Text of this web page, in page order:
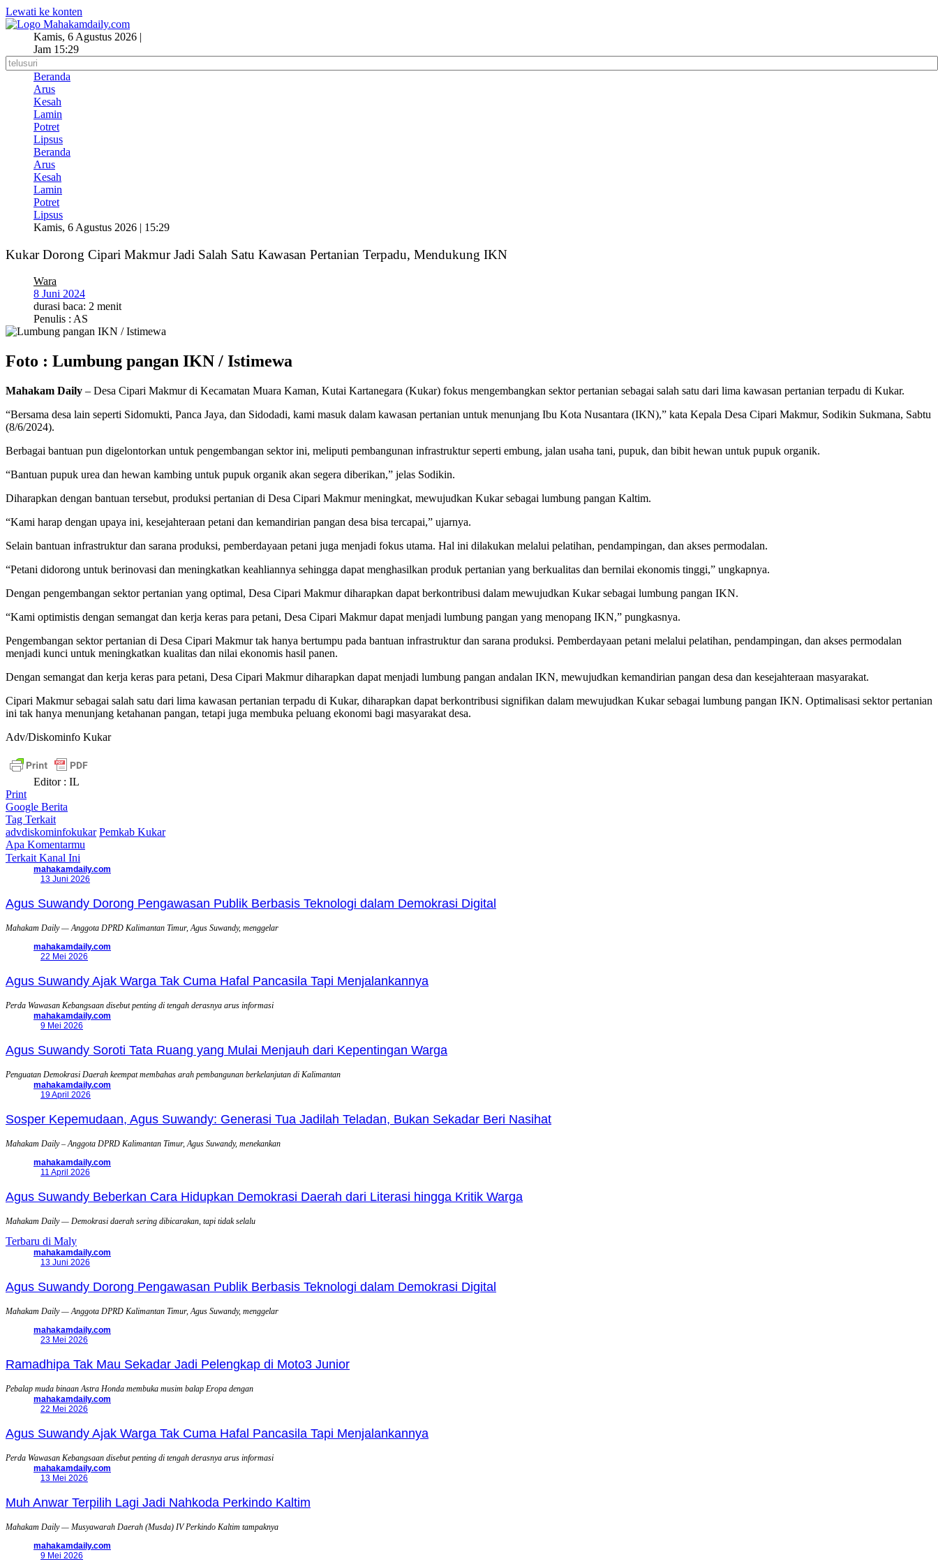
Lewati ke konten
Kamis, 6 Agustus 2026 |
Jam 15:29
Beranda
Arus
Kesah
Lamin
Potret
Lipsus
Beranda
Arus
Kesah
Lamin
Potret
Lipsus
Kamis, 6 Agustus 2026 | 15:29
Kukar Dorong Cipari Makmur Jadi Salah Satu Kawasan Pertanian Terpadu, Mendukung IKN
Wara
8 Juni 2024
durasi baca: 2 menit
Penulis : AS
Foto : Lumbung pangan IKN / Istimewa
Mahakam Daily – Desa Cipari Makmur di Kecamatan Muara Kaman, Kutai Kartanegara (Kukar) fokus mengembangkan sektor pertanian sebagai salah satu dari lima kawasan pertanian terpadu di Kukar.
“Bersama desa lain seperti Sidomukti, Panca Jaya, dan Sidodadi, kami masuk dalam kawasan pertanian untuk menunjang Ibu Kota Nusantara (IKN),” kata Kepala Desa Cipari Makmur, Sodikin Sukmana, Sabtu
(8/6/2024).
Berbagai bantuan pun digelontorkan untuk pengembangan sektor ini, meliputi pembangunan infrastruktur seperti embung, jalan usaha tani, pupuk, dan bibit hewan untuk pupuk organik.
“Bantuan pupuk urea dan hewan kambing untuk pupuk organik akan segera diberikan,” jelas Sodikin.
Diharapkan dengan bantuan tersebut, produksi pertanian di Desa Cipari Makmur meningkat, mewujudkan Kukar sebagai lumbung pangan Kaltim.
“Kami harap dengan upaya ini, kesejahteraan petani dan kemandirian pangan desa bisa tercapai,” ujarnya.
Selain bantuan infrastruktur dan sarana produksi, pemberdayaan petani juga menjadi fokus utama. Hal ini dilakukan melalui pelatihan, pendampingan, dan akses permodalan.
“Petani didorong untuk berinovasi dan meningkatkan keahliannya sehingga dapat menghasilkan produk pertanian yang berkualitas dan bernilai ekonomis tinggi,” ungkapnya.
Dengan pengembangan sektor pertanian yang optimal, Desa Cipari Makmur diharapkan dapat berkontribusi dalam mewujudkan Kukar sebagai lumbung pangan IKN.
“Kami optimistis dengan semangat dan kerja keras para petani, Desa Cipari Makmur dapat menjadi lumbung pangan yang menopang IKN,” pungkasnya.
Pengembangan sektor pertanian di Desa Cipari Makmur tak hanya bertumpu pada bantuan infrastruktur dan sarana produksi. Pemberdayaan petani melalui pelatihan, pendampingan, dan akses permodalan
menjadi kunci untuk meningkatkan kualitas dan nilai ekonomis hasil panen.
Dengan semangat dan kerja keras para petani, Desa Cipari Makmur diharapkan dapat menjadi lumbung pangan andalan IKN, mewujudkan kemandirian pangan desa dan kesejahteraan masyarakat.
Cipari Makmur sebagai salah satu dari lima kawasan pertanian terpadu di Kukar, diharapkan dapat berkontribusi signifikan dalam mewujudkan Kukar sebagai lumbung pangan IKN. Optimalisasi sektor pertanian
ini tak hanya menunjang ketahanan pangan, tetapi juga membuka peluang ekonomi bagi masyarakat desa.
Adv/Diskominfo Kukar
Editor : IL
Print
Google Berita
Tag Terkait
advdiskominfokukar Pemkab Kukar
Apa Komentarmu
Terkait Kanal Ini
mahakamdaily.com
13 Juni 2026
Agus Suwandy Dorong Pengawasan Publik Berbasis Teknologi dalam Demokrasi Digital
Mahakam Daily — Anggota DPRD Kalimantan Timur, Agus Suwandy, menggelar
mahakamdaily.com
22 Mei 2026
Agus Suwandy Ajak Warga Tak Cuma Hafal Pancasila Tapi Menjalankannya
Perda Wawasan Kebangsaan disebut penting di tengah derasnya arus informasi
mahakamdaily.com
9 Mei 2026
Agus Suwandy Soroti Tata Ruang yang Mulai Menjauh dari Kepentingan Warga
Penguatan Demokrasi Daerah keempat membahas arah pembangunan berkelanjutan di Kalimantan
mahakamdaily.com
19 April 2026
Sosper Kepemudaan, Agus Suwandy: Generasi Tua Jadilah Teladan, Bukan Sekadar Beri Nasihat
Mahakam Daily – Anggota DPRD Kalimantan Timur, Agus Suwandy, menekankan
mahakamdaily.com
11 April 2026
Agus Suwandy Beberkan Cara Hidupkan Demokrasi Daerah dari Literasi hingga Kritik Warga
Mahakam Daily — Demokrasi daerah sering dibicarakan, tapi tidak selalu
Terbaru di Maly
mahakamdaily.com
13 Juni 2026
Agus Suwandy Dorong Pengawasan Publik Berbasis Teknologi dalam Demokrasi Digital
Mahakam Daily — Anggota DPRD Kalimantan Timur, Agus Suwandy, menggelar
mahakamdaily.com
23 Mei 2026
Ramadhipa Tak Mau Sekadar Jadi Pelengkap di Moto3 Junior
Pebalap muda binaan Astra Honda membuka musim balap Eropa dengan
mahakamdaily.com
22 Mei 2026
Agus Suwandy Ajak Warga Tak Cuma Hafal Pancasila Tapi Menjalankannya
Perda Wawasan Kebangsaan disebut penting di tengah derasnya arus informasi
mahakamdaily.com
13 Mei 2026
Muh Anwar Terpilih Lagi Jadi Nahkoda Perkindo Kaltim
Mahakam Daily — Musyawarah Daerah (Musda) IV Perkindo Kaltim tampaknya
mahakamdaily.com
9 Mei 2026